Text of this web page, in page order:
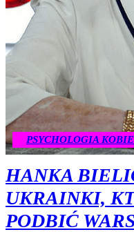
PSYCHOLOGIA
HANKA
UKRAINKI,
PODBIĆ